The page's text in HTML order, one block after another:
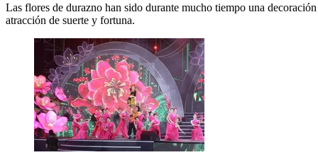
Las flores de durazno han sido durante mucho tiempo una
atracción de suerte y fortuna.